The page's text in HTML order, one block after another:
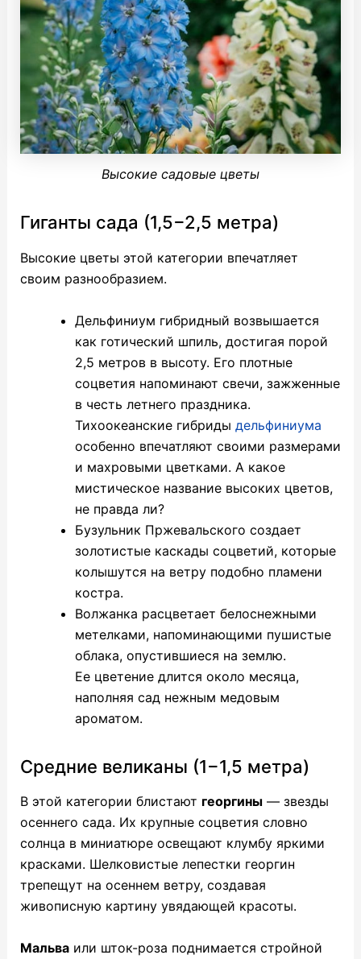
Высокие садовые цветы
Гиганты сада (1,5−2,5 метра)
Высокие цветы этой категории впечатляет
своим разнообразием.
Дельфиниум гибридный возвышается
как готический шпиль, достигая порой
2,5 метров в высоту. Его плотные
соцветия напоминают свечи, зажженные
в честь летнего праздника.
Тихоокеанские гибриды дельфиниума
особенно впечатляют своими размерами
и махровыми цветками. А какое
мистическое название высоких цветов,
не правда ли?
Бузульник Пржевальского создает
золотистые каскады соцветий, которые
колышутся на ветру подобно пламени
костра.
Волжанка расцветает белоснежными
метелками, напоминающими пушистые
облака, опустившиеся на землю.
Ее цветение длится около месяца,
наполняя сад нежным медовым
ароматом.
Средние великаны (1−1,5 метра)
В этой категории блистают георгины— звезды
осеннего сада. Их крупные соцветия словно
солнца в миниатюре освещают клумбу яркими
красками. Шелковистые лепестки георгин
трепещут на осеннем ветру, создавая
живописную картину увядающей красоты.
Мальваили шток-роза поднимается стройной